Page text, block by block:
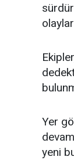
Yer
yeni